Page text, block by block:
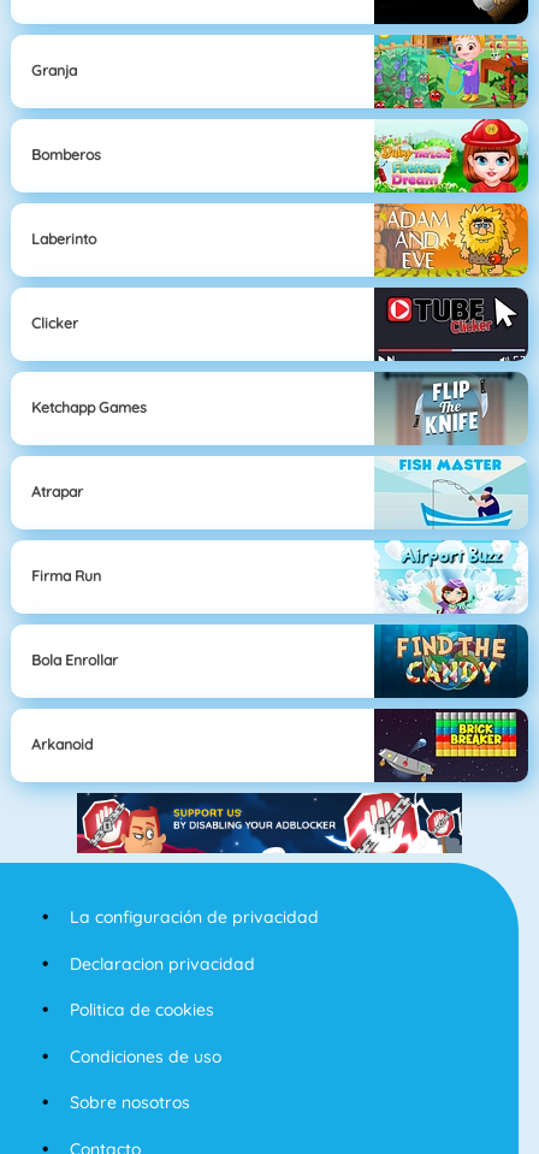
Granja
Bomberos
Laberinto
Clicker
Ketchapp Games
Atrapar
Firma Run
Bola Enrollar
Arkanoid
La configuración de privacidad
Declaracion privacidad
Politica de cookies
Condiciones de uso
Sobre nosotros
Contacto